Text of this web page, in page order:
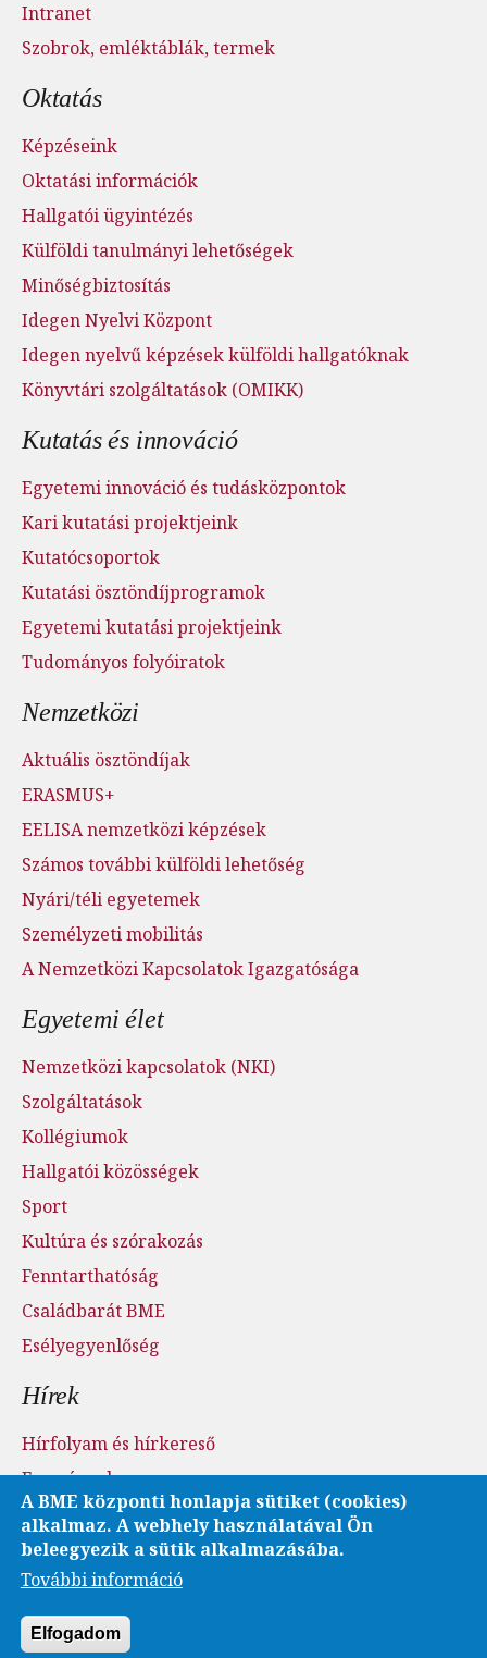
Intranet
Szobrok, emléktáblák, termek
Oktatás
Képzéseink
Oktatási információk
Hallgatói ügyintézés
Külföldi tanulmányi lehetőségek
Minőségbiztosítás
Idegen Nyelvi Központ
Idegen nyelvű képzések külföldi hallgatóknak
Könyvtári szolgáltatások (OMIKK)
Kutatás és innováció
Egyetemi innováció és tudásközpontok
Kari kutatási projektjeink
Kutatócsoportok
Kutatási ösztöndíjprogramok
Egyetemi kutatási projektjeink
Tudományos folyóiratok
Nemzetközi
Aktuális ösztöndíjak
ERASMUS+
EELISA nemzetközi képzések
Számos további külföldi lehetőség
Nyári/téli egyetemek
Személyzeti mobilitás
A Nemzetközi Kapcsolatok Igazgatósága
Egyetemi élet
Nemzetközi kapcsolatok (NKI)
Szolgáltatások
Kollégiumok
Hallgatói közösségek
Sport
Kultúra és szórakozás
Fenntarthatóság
Családbarát BME
Esélyegyenlőség
Hírek
Hírfolyam és hírkereső
Események
Sajtószoba - sajtófigyelés
Karrier és pályázatok
Fotó- és videótár
A BME központi honlapja sütiket (cookies)
alkalmaz. A webhely használatával Ön
beleegyezik a sütik alkalmazásába.
További információ
Elfogadom